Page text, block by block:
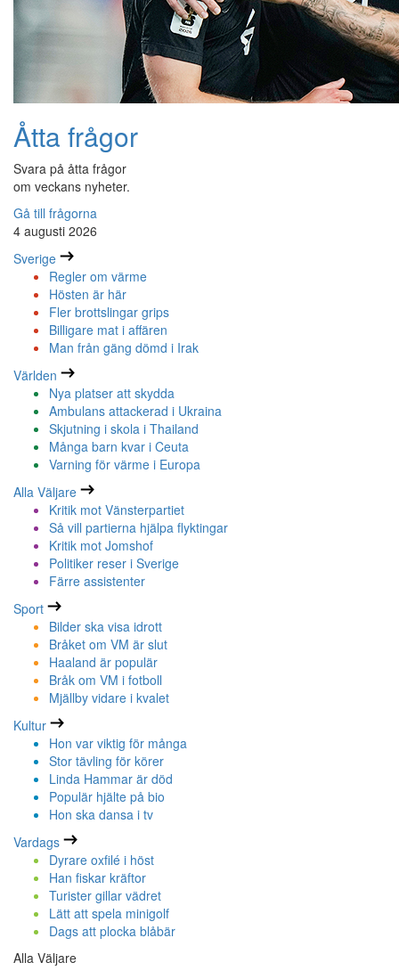
Åtta frågor
Svara på åtta frågor
om veckans nyheter.
Gå till frågorna
4 augusti 2026
Sverige
Regler om värme
Hösten är här
Fler brottslingar grips
Billigare mat i affären
Man från gäng dömd i Irak
Världen
Nya platser att skydda
Ambulans attackerad i Ukraina
Skjutning i skola i Thailand
Många barn kvar i Ceuta
Varning för värme i Europa
Alla Väljare
Kritik mot Vänsterpartiet
Så vill partierna hjälpa flyktingar
Kritik mot Jomshof
Politiker reser i Sverige
Färre assistenter
Sport
Bilder ska visa idrott
Bråket om VM är slut
Haaland är populär
Bråk om VM i fotboll
Mjällby vidare i kvalet
Kultur
Hon var viktig för många
Stor tävling för körer
Linda Hammar är död
Populär hjälte på bio
Hon ska dansa i tv
Vardags
Dyrare oxfilé i höst
Han fiskar kräftor
Turister gillar vädret
Lätt att spela minigolf
Dags att plocka blåbär
Alla Väljare